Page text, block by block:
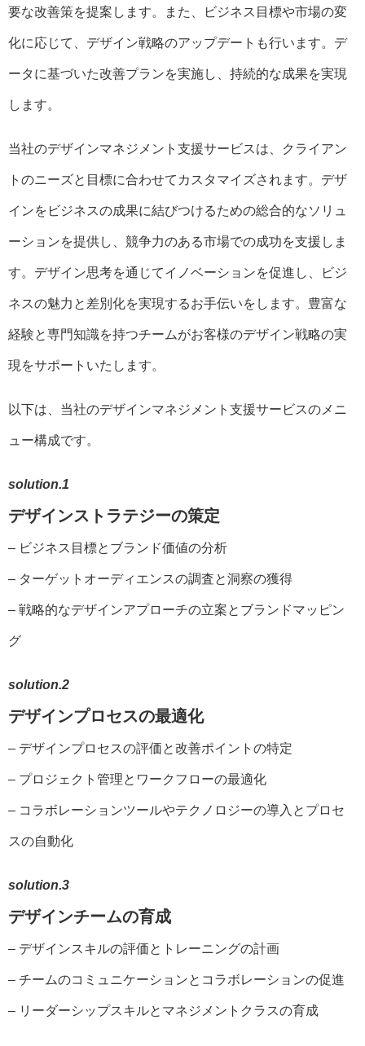
要な改善策を提案します。また、ビジネス目標や市場の変
化に応じて、デザイン戦略のアップデートも行います。デ
ータに基づいた改善プランを実施し、持続的な成果を実現
します。
当社のデザインマネジメント支援サービスは、クライアン
トのニーズと目標に合わせてカスタマイズされます。デザ
インをビジネスの成果に結びつけるための総合的なソリュ
ーションを提供し、競争力のある市場での成功を支援しま
す。デザイン思考を通じてイノベーションを促進し、ビジ
ネスの魅力と差別化を実現するお手伝いをします。豊富な
経験と専門知識を持つチームがお客様のデザイン戦略の実
現をサポートいたします。
以下は、当社のデザインマネジメント支援サービスのメニ
ュー構成です。
solution.1
デザインストラテジーの策定
– ビジネス目標とブランド価値の分析
– ターゲットオーディエンスの調査と洞察の獲得
– 戦略的なデザインアプローチの立案とブランドマッピン
グ
solution.2
デザインプロセスの最適化
– デザインプロセスの評価と改善ポイントの特定
– プロジェクト管理とワークフローの最適化
– コラボレーションツールやテクノロジーの導入 とプロセ
スの自動化
solution.3
デザインチームの育成
– デザインスキルの評価とトレーニングの計画
– チームのコミュニケーションとコラボレーションの促進
– リーダーシップスキルとマネジメントクラスの育成